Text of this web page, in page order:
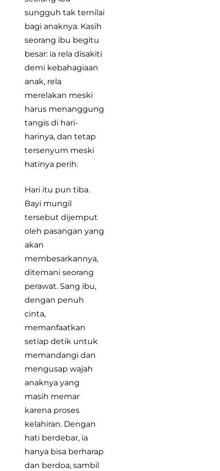
sungguh tak ternilai
bagi anaknya. Kasih
seorang ibu begitu
besar: ia rela disakiti
demi kebahagiaan
anak, rela
merelakan meski
harus menanggung
tangis di hari-
harinya, dan tetap
tersenyum meski
hatinya perih.
Hari itu pun tiba.
Bayi mungil
tersebut dijemput
oleh pasangan yang
akan
membesarkannya,
ditemani seorang
perawat. Sang ibu,
dengan penuh
cinta,
memanfaatkan
setiap detik untuk
memandangi dan
mengusap wajah
anaknya yang
masih memar
karena proses
kelahiran. Dengan
hati berdebar, ia
hanya bisa berharap
dan berdoa, sambil